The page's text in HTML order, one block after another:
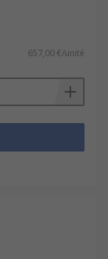
657,00 €/unité